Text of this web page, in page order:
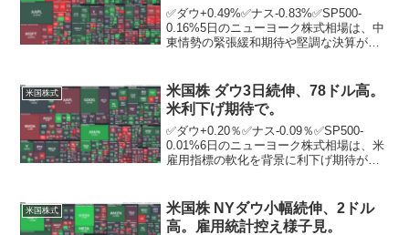
✅ダウ+0.49%✅ナス-0.83%✅SP500-
0.16%5日のニューヨーク株式相場は、中
東情勢の緊張緩和期待や堅調な決算が下
ク証券取引所の出来高は前日比1億256...
米国株式
米国株 ダウ3日続伸、78ドル高。
米利下げ期待で。
✅ダウ+0.20％✅ナス-0.09％✅SP500-
0.01%6日のニューヨーク株式相場は、米
雇用指標の軟化を背景に利下げ期待が維
った。雇用の減速を示す内容で、米連邦
準...
米国株式
米国株 NYダウ小幅続伸、2ドル
高。雇用統計控え様子見。